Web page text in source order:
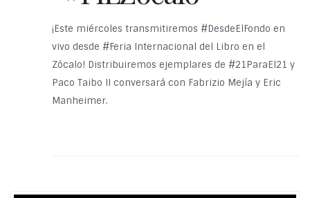
¡Este miércoles transmitiremos #DesdeElFondo en
vivo desde #Feria Internacional del Libro en el
Zócalo! Distribuiremos ejemplares de #21ParaEl21 y
Paco Taibo II conversará con Fabrizio Mejía y Eric
Manheimer.